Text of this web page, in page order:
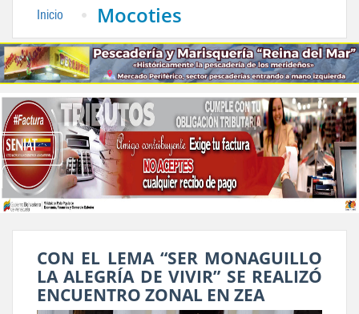
Inicio Mocoties
CON EL LEMA “SER MONAGUILLO
LA ALEGRÍA DE VIVIR” SE REALIZÓ
ENCUENTRO ZONAL EN ZEA